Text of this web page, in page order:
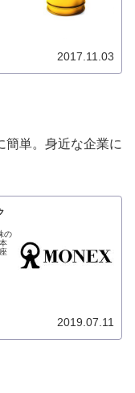
2017.11.03
簡単。身近な企業に
の
2019.07.11